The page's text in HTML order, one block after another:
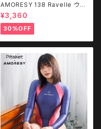
AMORESY 138 Ravelle ウル
トラハイレグ スナップクロッチ
ボディスーツ (TOPのみ)
¥3,360
30%OFF